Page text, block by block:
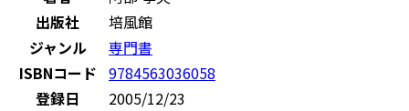
出版社
培風館
ジャンル
専門書
ISBNコード 9784563036058
登録日
2005/12/23